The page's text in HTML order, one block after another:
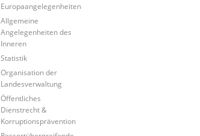
Europaangelegenheiten
Allgemeine
Angelegenheiten des
Inneren
Statistik
Organisation der
Landesverwaltung
Öffentliches
Dienstrecht &
Korruptionsprävention